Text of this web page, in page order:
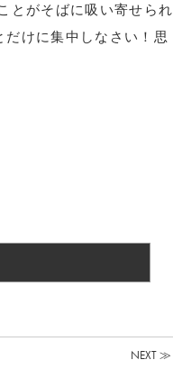
とがそばに吸い寄せられ
けに集中しなさい！思
NEXT ≫